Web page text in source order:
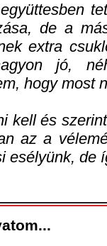
de a
extra
jó,
hogy most
kell és
az a
esélyünk, de